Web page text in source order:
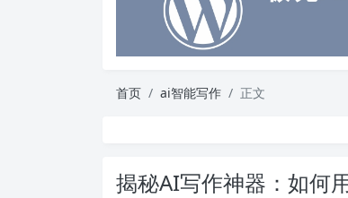
首页 ai智能写作 正文
揭秘AI写作神器：如何